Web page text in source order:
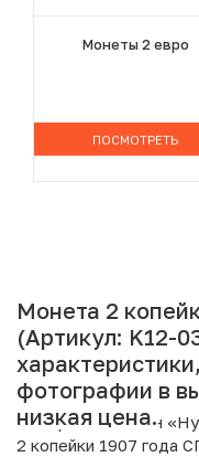
Монеты 2 евро
ПОСМОТРЕТЬ
Монета 2
(Артикул: K12-
фотографии в
низкая цена.
Интернет магазин
2 копейки 1907 года